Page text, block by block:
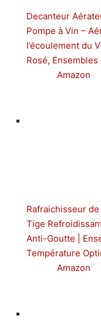
Decanteur
Pompe à Vin –
l’écoulement du
Rosé,
Amazon
Rafraichisseur
Tige
Anti-Goutte |
Température
Amazon